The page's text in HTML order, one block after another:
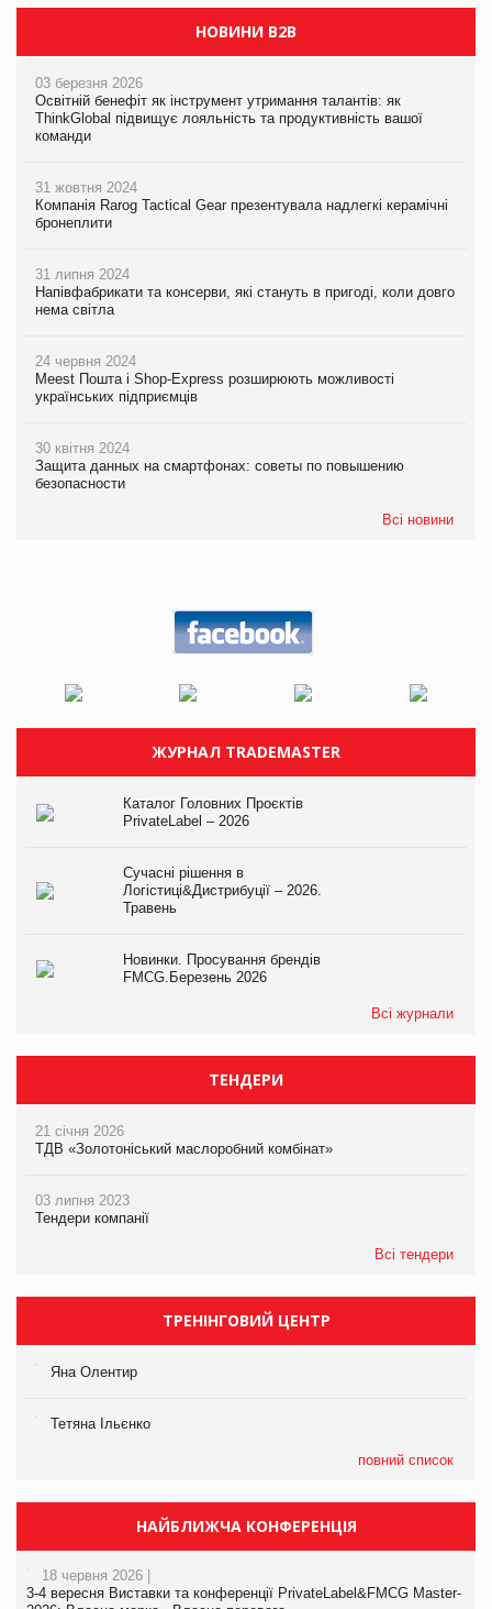
НОВИНИ B2B
03 березня 2026
Освітній бенефіт як інструмент утримання талантів: як
ThinkGlobal підвищує лояльність та продуктивність вашої
команди
31 жовтня 2024
Компанія Rarog Tactical Gear презентувала надлегкі керамічні
бронеплити
31 липня 2024
Напівфабрикати та консерви, які стануть в пригоді, коли довго
нема світла
24 червня 2024
Meest Пошта і Shop-Express розширюють можливості
українських підприємців
30 квітня 2024
Защита данных на смартфонах: советы по повышению
безопасности
Всі новини
ЖУРНАЛ TRADEMASTER
Каталог Головних Проєктів
PrivateLabel – 2026
Сучасні рішення в
Логістиці&Дистрибуції – 2026.
Травень
Новинки. Просування брендів
FMCG.Березень 2026
Всі журнали
ТЕНДЕРИ
21 січня 2026
ТДВ «Золотоніський маслоробний комбінат»
03 липня 2023
Тендери компанії
Всі тендери
ТРЕНІНГОВИЙ ЦЕНТР
Яна Олентир
Тетяна Ільєнко
повний список
НАЙБЛИЖЧА КОНФЕРЕНЦІЯ
18 червня 2026 |
3-4 вересня Виставки та конференції PrivateLabel&FMCG Master-